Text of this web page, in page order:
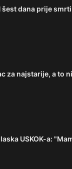
šest dana prije
za najstarije, a to
USKOK-a: